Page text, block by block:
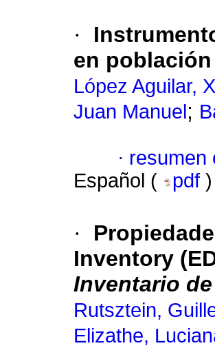
·
en
López Aguilar,
Juan Manuel ;
· resumen
Español (
pdf )
·
Inventory
Inventario
Rutsztein,
Elizathe,